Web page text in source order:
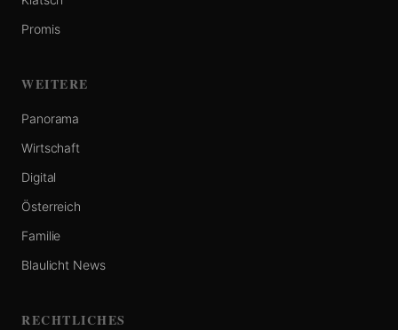
Promis
WEITERE
Panorama
Wirtschaft
Digital
Österreich
Familie
Blaulicht News
RECHTLICHES